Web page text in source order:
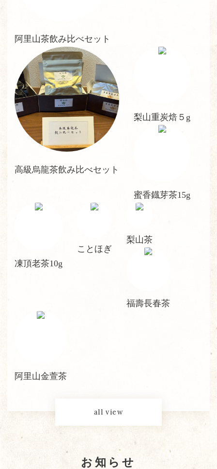
阿里山茶飲み比べセット
高級烏龍茶飲み比べセット
梨山重炭焙５g
蜜香鐡芽茶15g
凍頂老茶10g
ことほぎ
梨山茶
福壽長春茶
阿里山金萱茶
all view
お知らせ